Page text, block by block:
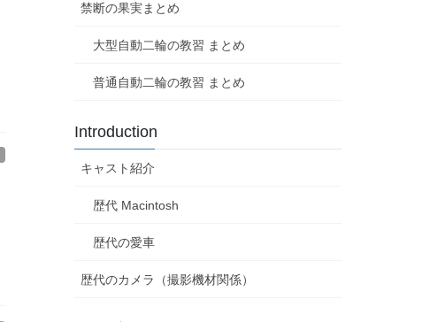
禁断の果実まとめ
大型自動二輪の教習 まとめ
普通自動二輪の教習 まとめ
Introduction
キャスト紹介
歴代 Macintosh
歴代の愛車
歴代のカメラ（撮影機材関係）